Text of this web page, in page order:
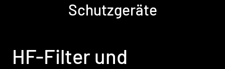
Schutzgeräte
HF-Filter und